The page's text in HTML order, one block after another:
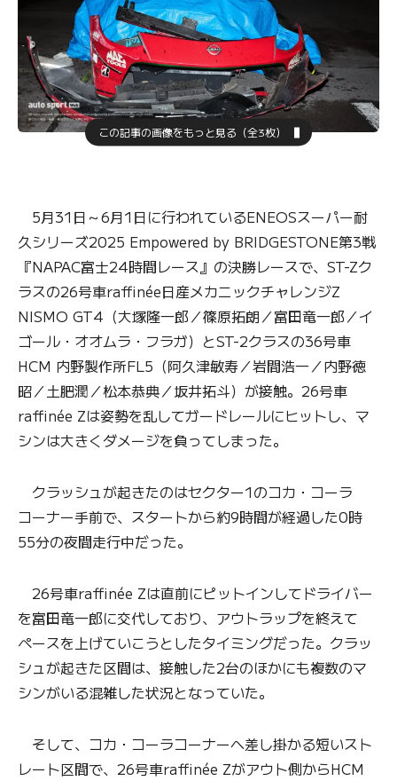
この記事の画像をもっと見る（全3枚）
5月31日～6月1日に行われているENEOSスーパー耐
久シリーズ2025 Empowered by BRIDGESTONE第3戦
『NAPAC富士24時間レース』の決勝レースで、ST-Zク
ラスの26号車raffinée日産メカニックチャレンジZ
NISMO GT4（大塚隆一郎／篠原拓朗／富田竜一郎／イ
ゴール・オオムラ・フラガ）とST-2クラスの36号車
HCM 内野製作所FL5（阿久津敏寿／岩間浩一／内野徳
昭／土肥潤／松本恭典／坂井拓斗）が接触。26号車
raffinée Zは姿勢を乱してガードレールにヒットし、マ
シンは大きくダメージを負ってしまった。
クラッシュが起きたのはセクター1のコカ・コーラ
コーナー手前で、スタートから約9時間が経過した0時
55分の夜間走行中だった。
26号車raffinée Zは直前にピットインしてドライバー
を富田竜一郎に交代しており、アウトラップを終えて
ペースを上げていこうとしたタイミングだった。クラッ
シュが起きた区間は、接触した2台のほかにも複数のマ
シンがいる混雑した状況となっていた。
そして、コカ・コーラコーナーへ差し掛かる短いスト
レート区間で、26号車raffinée Zがアウト側からHCM